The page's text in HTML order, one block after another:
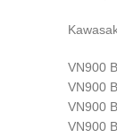
VN900
VN900
VN900
VN900